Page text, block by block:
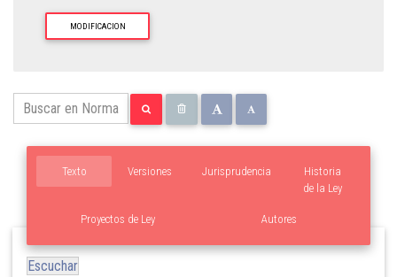
MODIFICACION
Texto Versiones Jurisprudencia
Proyectos de Ley Autores
Historia
de la Ley
Escuchar